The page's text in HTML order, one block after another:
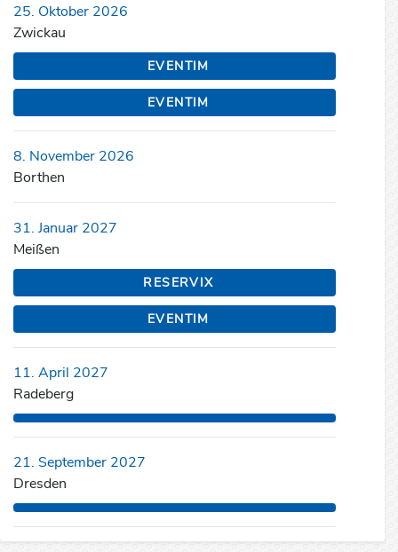
25. Oktober 2026
Zwickau
EVENTIM
EVENTIM
8. November 2026
Borthen
31. Januar 2027
Meißen
RESERVIX
EVENTIM
11. April 2027
Radeberg
21. September 2027
Dresden